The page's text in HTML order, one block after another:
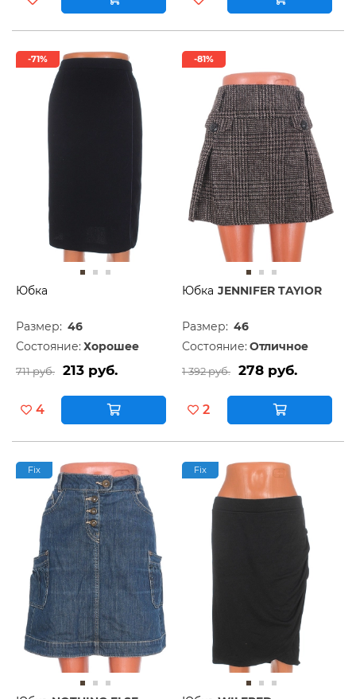
-71%
Юбка
Размер: 46
Состояние: Хорошее
711 руб. 213 руб.
4
-81%
Юбка JENNIFER TAYIOR
Размер: 46
Состояние: Отличное
1 392 руб. 278 руб.
2
Fix Fix